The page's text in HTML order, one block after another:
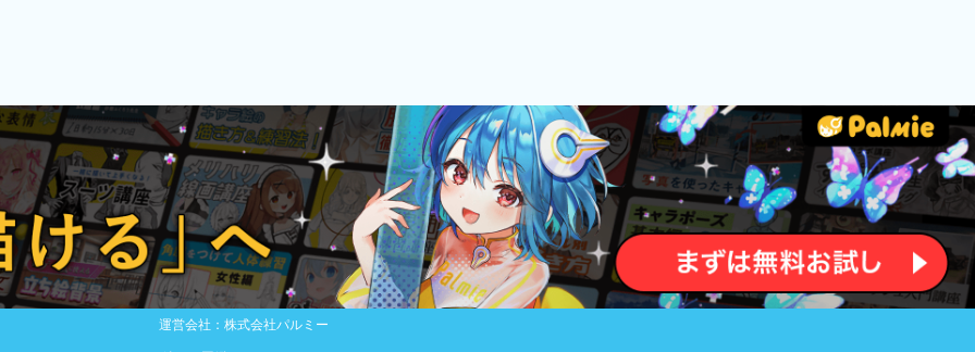
運営会社：株式会社パルミー